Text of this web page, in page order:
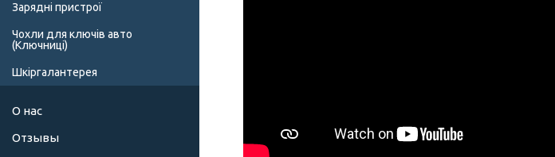
Зарядні пристрої
Чохли для ключів авто
(Ключниці)
Шкіргалантерея
О нас
Отзывы